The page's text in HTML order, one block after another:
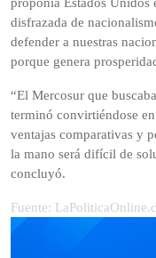
disfrazada de
defender a nuestras
porque genera
“El Mercosur que
terminó convirtiéndose
ventajas comparativas y
la mano será difícil de
concluyó.
Fuente: